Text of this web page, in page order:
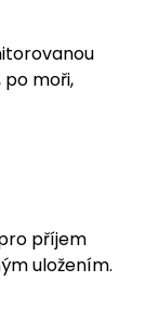
moři,
příjem
uložením.